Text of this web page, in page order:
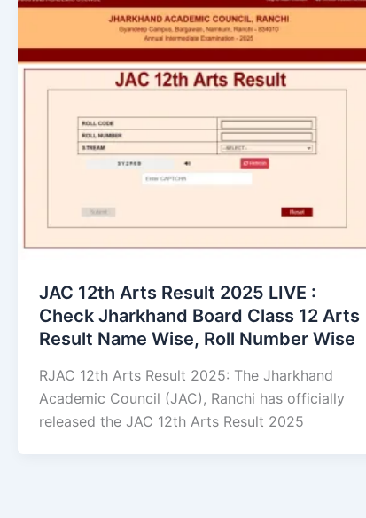
JAC 12th Arts Result 2025 LIVE :
Check Jharkhand Board Class 12 Arts
Result Name Wise, Roll Number Wise
RJAC 12th Arts Result 2025: The Jharkhand
Academic Council (JAC), Ranchi has officially
released the JAC 12th Arts Result 2025